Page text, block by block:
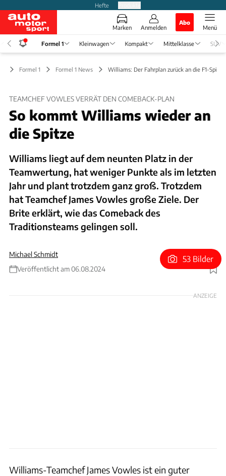
Hefte
Marken Anmelden
Abo
Menü
Formel 1 Kleinwagen Kompakt Mittelklasse SUV
Formel 1 Formel 1 News Williams: Der Fahrplan zurück an die F1-Spitze
TEAMCHEF VOWLES VERRÄT DEN COMEBACK-PLAN
So kommt Williams wieder an
die Spitze
Williams liegt auf dem neunten Platz in der
Teamwertung, hat weniger Punkte als im letzten
Jahr und plant trotzdem ganz groß. Trotzdem
hat Teamchef James Vowles große Ziele. Der
Brite erklärt, wie das Comeback des
Traditionsteams gelingen soll.
Michael Schmidt
Veröffentlicht am 06.08.2024
Foto: Williams
53 Bilder
ANZEIGE
Williams-Teamchef James Vowles ist ein guter